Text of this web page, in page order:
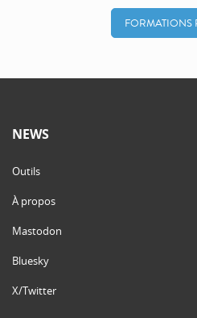
FORMATIONS
NEWS
Outils
À propos
Mastodon
Bluesky
X/Twitter